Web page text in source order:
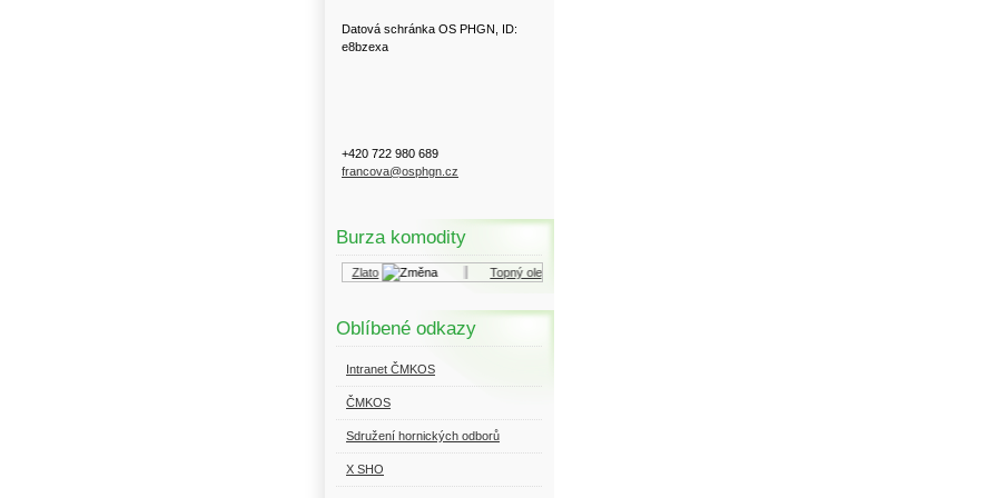
Datová schránka OS PHGN, ID:
e8bzexa
+420 722 980 689
francova@osphgn.cz
Burza komodity
Zlato Topný olej
Oblíbené odkazy
Intranet ČMKOS
ČMKOS
Sdružení hornických odborů
X SHO